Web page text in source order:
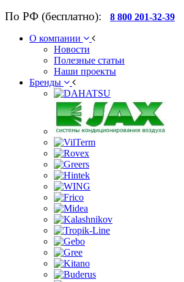
По РФ (бесплатно): 8 800 201-32-39
О компании
Новости
Полезные статьи
Наши проекты
Бренды